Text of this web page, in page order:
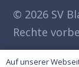
© 2026 SV
Rechte
Auf unserer